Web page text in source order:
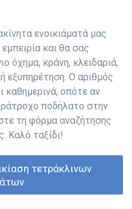
ενοικιάματά μας
και θα σας
όχημα, κράνη, κλειδαριά,
εξυπηρέτηση. Ο αριθμός
καθημερινά, οπότε αν
ποδήλατο στην
τη φόρμα αναζήτησης
Καλό ταξίδι!
τετράκλινων